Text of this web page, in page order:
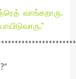
வாங்கறாரு.